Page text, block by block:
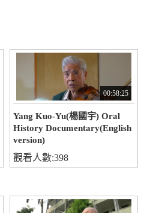
00:58:25
Yang Kuo-Yu(楊國宇) Oral
History Documentary(English
version)
觀看人數:398